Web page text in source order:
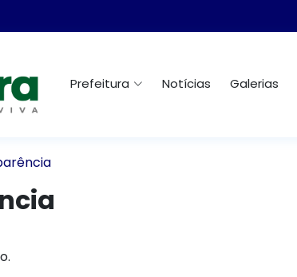
Prefeitura Notícias Galerias